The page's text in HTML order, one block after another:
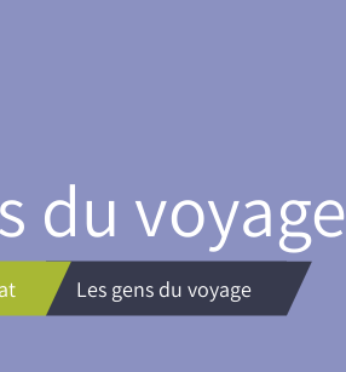
du voyage
Les gens du voyage